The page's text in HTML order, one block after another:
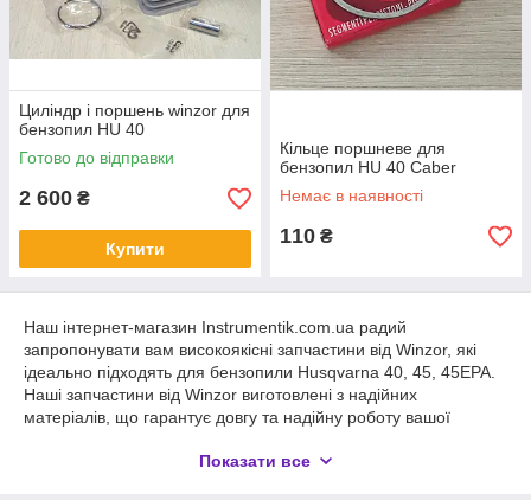
Циліндр і поршень winzor для
бензопил HU 40
Готово до відправки
2 600 ₴
Купити
Кільце поршневе для
бензопил HU 40 Caber
Немає в наявності
110 ₴
Наш інтернет-магазин Instrumentik.com.ua радий
запропонувати вам високоякісні запчастини від Winzor, які
ідеально підходять для бензопили Husqvarna 40, 45, 45EPA.
Наші запчастини від Winzor виготовлені з надійних
матеріалів, що гарантує довгу та надійну роботу вашої
від Winzor, що включає в себе ланцюги, шини, пильні ланки,
Показати все